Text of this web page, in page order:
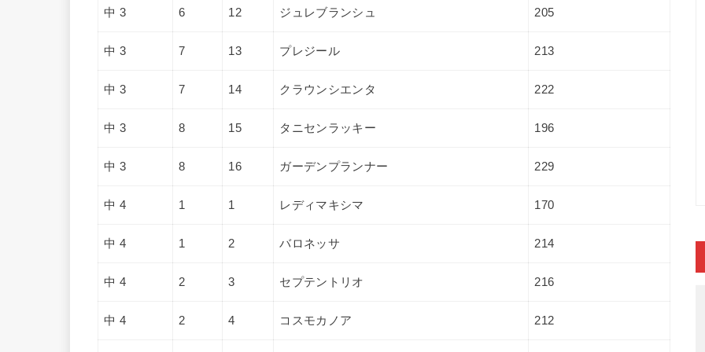
中 3 6 12 ジュレブランシュ 205
中 3 7 13 プレジール 213
中 3 7 14 クラウンシエンタ 222
中 3 8 15 タニセンラッキー 196
中 3 8 16 ガーデンプランナー 229
中 4 1 1 レディマキシマ 170
中 4 1 2 バロネッサ 214
中 4 2 3 セプテントリオ 216
中 4 2 4 コスモカノア 212